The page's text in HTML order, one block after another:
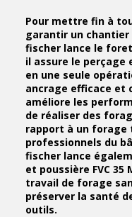
Pour mettre fin à
garantir un chantier
fischer lance le
il assure le perçage
en une seule
ancrage efficace et
améliore les
de réaliser des
rapport à un forage
professionnels du
fischer lance
et poussière FVC
travail de forage
préserver la santé
outils.